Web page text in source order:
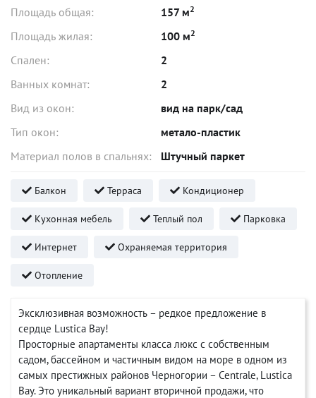
Площадь общая:
157 м2
Площадь жилая: 100 м2
Спален:
2
Ванных комнат:
2
Вид из окон:
вид на парк/сад
Тип окон:
метало-пластик
Материал полов в спальнях:
Штучный паркет
Балкон Терраса Кондиционер
Кухонная мебель Теплый пол Парковка
Интернет Охраняемая территория
Отопление
Эксклюзивная возможность – редкое предложение в
сердце Lustica Bay!
Просторные апартаменты класса люкс с собственным
садом, бассейном и частичным видом на море в одном из
самых престижных районов Черногории – Centrale, Lustica
Bay. Это уникальный вариант вторичной продажи, что